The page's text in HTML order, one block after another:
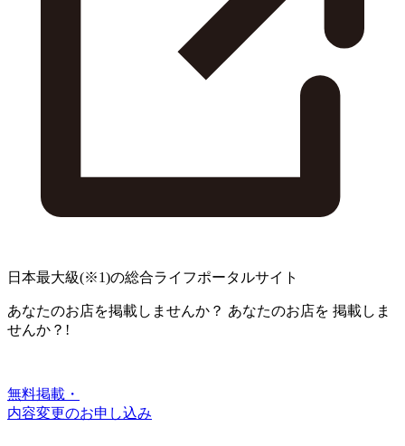
日本最大級(※1)の総合ライフポータルサイト
あなたのお店を掲載しませんか？ あなたのお店を 掲載しま
せんか？!
無料掲載・
内容変更のお申し込み